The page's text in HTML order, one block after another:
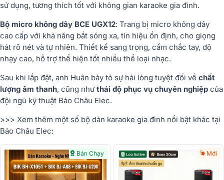
sử dụng, tương thích tốt với không gian karaoke gia đình.
Bộ micro không dây BCE UGX12: Trang bị micro không dây
cao cấp với khả năng bắt sóng xa, tín hiệu ổn định, cho giọng
hát rõ nét và tự nhiên. Thiết kế sang trọng, cầm chắc tay, độ
nhạy cao, hỗ trợ thể hiện tốt nhiều thể loại nhạc.
Sau khi lắp đặt, anh Huân bày tỏ sự hài lòng tuyệt đối về chất
lượng âm thanh, cũng như thái độ phục vụ chuyên nghiệp của
đội ngũ kỹ thuật Bảo Châu Elec.
>>> Xem thêm một số bộ dàn karaoke gia đình nổi bật khác tại
Bảo Châu Elec:
Bán Chạy Mới